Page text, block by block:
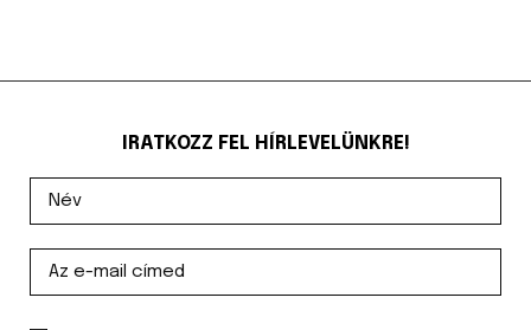
IRATKOZZ FEL HÍRLEVELÜNKRE!